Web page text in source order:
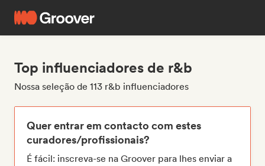
Top influenciadores de r&b
Nossa seleção de 113 r&b influenciadores
Quer entrar em contacto com estes
curadores/profissionais?
É fácil: inscreva-se na Groover para lhes enviar a